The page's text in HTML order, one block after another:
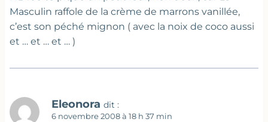
Masculin raffole de la crème de marrons vanillée,
c’est son péché mignon ( avec la noix de coco aussi
et … et … et … )
Eleonora dit :
6 novembre 2008 à 18 h 37 min